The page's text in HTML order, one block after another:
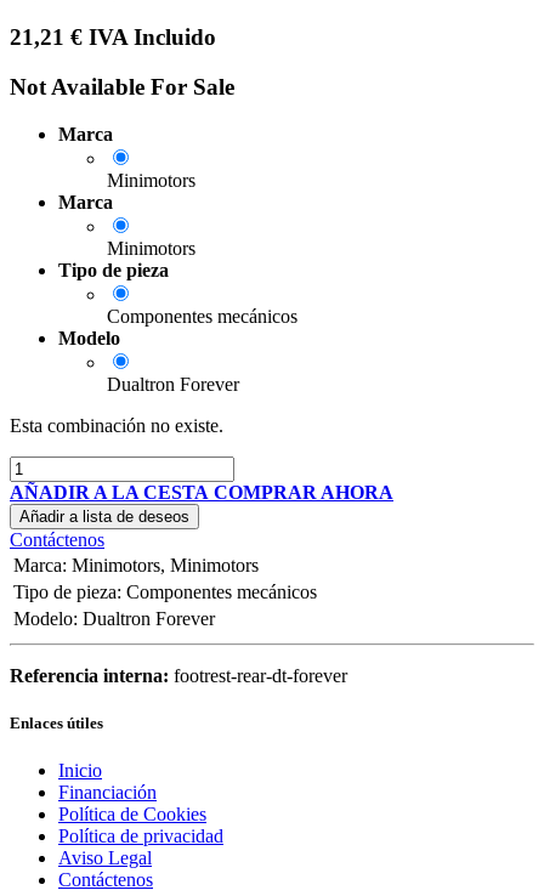
21,21 € IVA Incluido
Not Available For Sale
Marca
Minimotors
Marca
Minimotors
Tipo de pieza
Componentes mecánicos
Modelo
Dualtron Forever
Esta combinación no existe.
AÑADIR A LA CESTA COMPRAR AHORA
Añadir a lista de deseos
Contáctenos
Marca: Minimotors, Minimotors
Tipo de pieza: Componentes mecánicos
Modelo: Dualtron Forever
Referencia interna: footrest-rear-dt-forever
Enlaces útiles
Inicio
Financiación
Política de Cookies
Política de privacidad
Aviso Legal
Contáctenos